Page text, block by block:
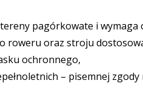
pagórkowate i wymaga
oraz stroju
ochronnego,
– pisemnej zgody